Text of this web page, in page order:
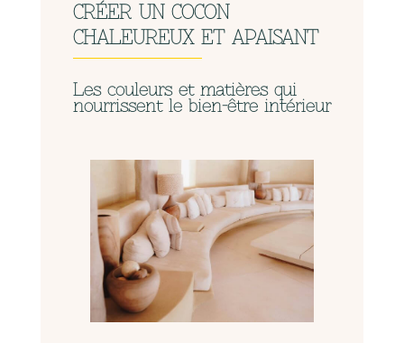
CRÉER UN COCON
CHALEUREUX ET APAISANT
Les couleurs et matières qui
nourrissent le bien-être intérieur